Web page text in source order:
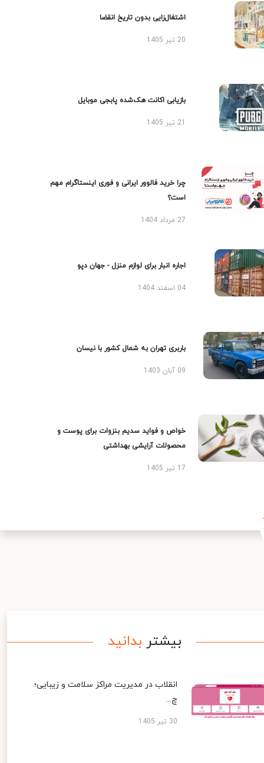
اشتغال‌زایی بدون تاریخ انقضا
20 تیر 1405
بازیابی اکانت هک‌شده پابجی موبایل
چرا خرید فالوور ایرانی و فوری اینستاگرام مهم
است؟
27 مرداد 1404
اجاره انبار برای لوازم منزل - جهان دپو
04 اسفند 1404
باربری تهران به شمال کشور با نیسان
09 آبان 1403
خواص و فواید سدیم بنزوات برای پوست و
محصولات آرایشی بهداشتی
17 تیر 1405
بیشتر بدانید
انقلاب در مدیریت مراکز سلامت و زیبایی؛
چ...
30 تیر 1405